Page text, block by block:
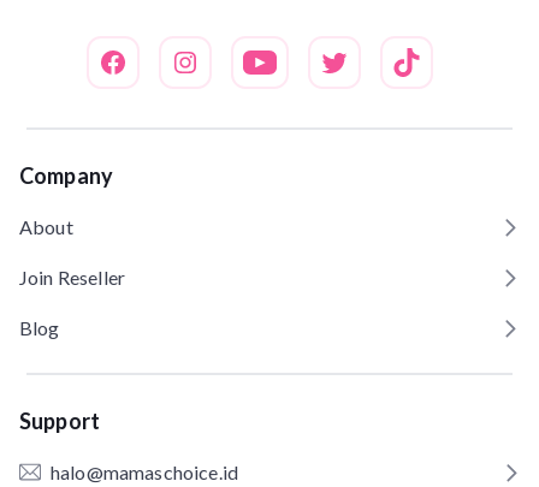
Company
About
Join Reseller
Blog
Support
halo@mamaschoice.id